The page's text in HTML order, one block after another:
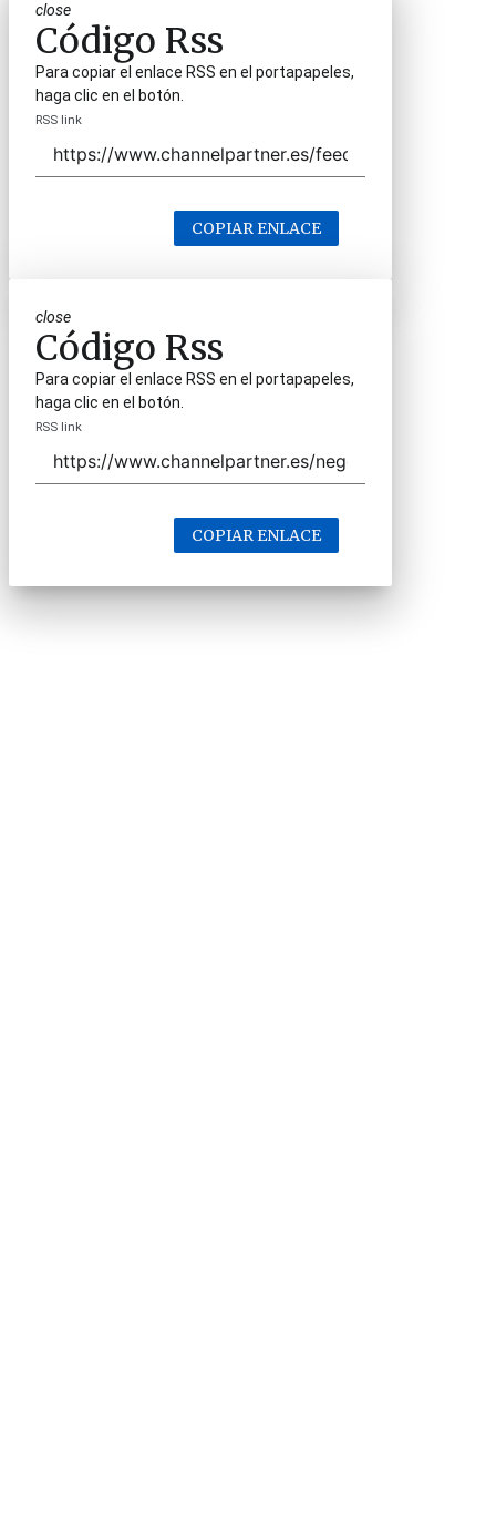
close
Código Rss
Para copiar el enlace RSS en el portapapeles,
haga clic en el botón.
RSS link
COPIAR ENLACE
close
Código Rss
Para copiar el enlace RSS en el portapapeles,
haga clic en el botón.
RSS link
COPIAR ENLACE